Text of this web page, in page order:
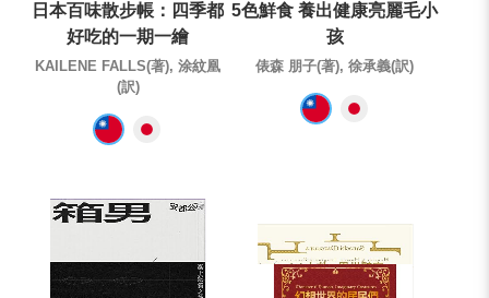
日本百味散步帳：四季都
好吃的一期一繪
KAILENE FALLS(著), 涂紋凰
(訳)
5色鮮食 養出健康亮麗毛小
孩
俵森 朋子(著), 徐承義(訳)